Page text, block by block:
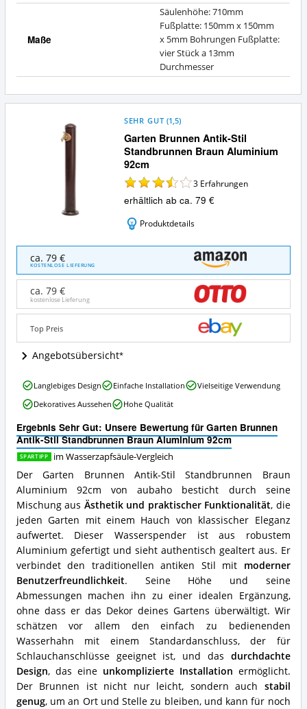
Maße
Säulenhöhe: 710mm
Fußplatte: 150mm x 150mm
x 5mm Bohrungen Fußplatte:
vier Stück a 13mm
Durchmesser
Garten Brunnen Antik-Stil
Standbrunnen Braun Aluminium
92cm
SEHR GUT (1,5)
3 Erfahrungen
erhältlich ab ca. 79 €
Produktdetails
Brunnen
Antik-
Standbrunnen
Braun
Aluminium
Angebote:
Wo
diese
Wasserzapfsäule
erhältlich?
ca. 79 €
KOSTENLOSE LIEFERUNG
ca. 79 €
kostenlose Lieferung
Top Preis
Angebotsübersicht
Ergebnis Sehr Gut: Unsere Bewertung für Garten Brunnen
Antik-Stil Standbrunnen Braun Aluminium 92cm
SPARTIPP im Wasserzapfsäule-Vergleich
Der Garten Brunnen Antik-Stil Standbrunnen Braun
Aluminium 92cm von aubaho besticht durch seine
Mischung aus Ästhetik und praktischer Funktionalität, die
jeden Garten mit einem Hauch von klassischer Eleganz
aufwertet. Dieser Wasserspender ist aus robustem
Aluminium gefertigt und sieht authentisch gealtert aus. Er
verbindet den traditionellen antiken Stil mit moderner
Benutzerfreundlichkeit. Seine Höhe und seine
Abmessungen machen ihn zu einer idealen Ergänzung,
ohne dass er das Dekor deines Gartens überwältigt. Wir
schätzen vor allem den einfach zu bedienenden
Wasserhahn mit einem Standardanschluss, der für
Schlauchanschlüsse geeignet ist, und das durchdachte
Design, das eine unkomplizierte Installation ermöglicht.
Der Brunnen ist nicht nur leicht, sondern auch stabil
genug, um an Ort und Stelle zu bleiben, und kann für noch
Garten
Brunnen
Antik-
Standbrunnen
Braun
Aluminium
92cm
Vorteile:
Was
spricht
für
diese
Wasserzapfsäule?
Langlebiges Design Einfache Installation
Vielseitige Verwendung
Dekoratives Aussehen
Hohe Qualität